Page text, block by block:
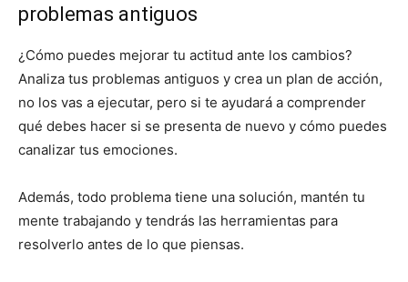
problemas antiguos
¿Cómo puedes mejorar tu actitud ante los cambios?
Analiza tus problemas antiguos y crea un plan de acción,
no los vas a ejecutar, pero si te ayudará a comprender
qué debes hacer si se presenta de nuevo y cómo puedes
canalizar tus emociones.
Además, todo problema tiene una solución, mantén tu
mente trabajando y tendrás las herramientas para
resolverlo antes de lo que piensas.